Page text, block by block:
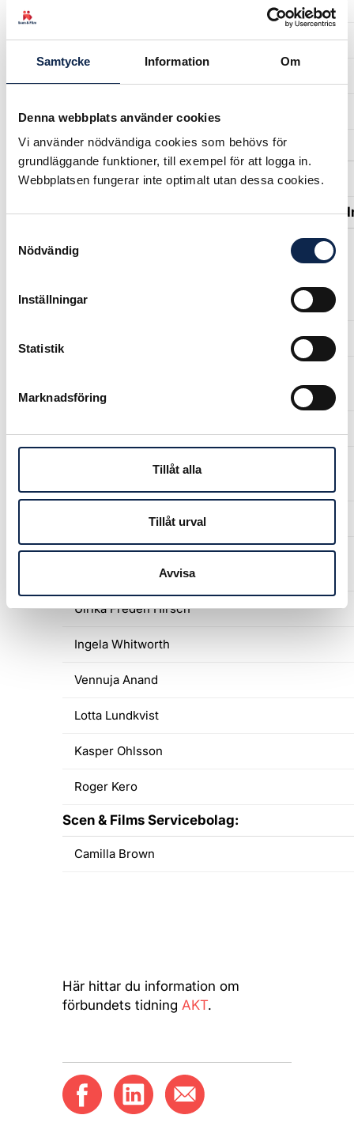
Samtycke Information Om
Denna webbplats använder cookies
Vi använder nödvändiga cookies som behövs för
grundläggande funktioner, till exempel för att logga in.
Webbplatsen fungerar inte optimalt utan dessa cookies.
Nödvändig
Inställningar
Statistik
Marknadsföring
Tillåt alla
Tillåt urval
Avvisa
Felicia Holma
Miski Ibrahim
Regionalt skyddsombud:
Tristan Agdler
Medlem/Förtroendevald/Kommunikation/
Stina Edström Gougoulakis
Ulrika Fredén Hirsch
Ingela Whitworth
Vennuja Anand
Lotta Lundkvist
Kasper Ohlsson
Roger Kero
Scen & Films Servicebolag:
Camilla Brown
Här hittar du information om
förbundets tidning AKT.